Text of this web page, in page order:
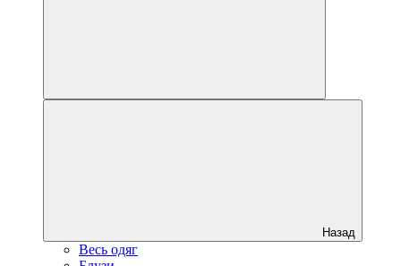
Назад
Весь одяг